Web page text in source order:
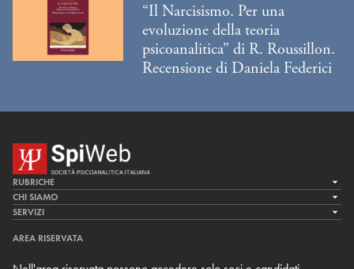
“Il Narcisismo. Per una
evoluzione della teoria
psicoanalitica” di R. Roussillon.
Recensione di Daniela Federici
RUBRICHE
LA CURA
LA RICERCA
CHI SIAMO
LA SPI
TEAM DI SPIWEB
CONTATTI
SERVIZI
AREA RISERVATA